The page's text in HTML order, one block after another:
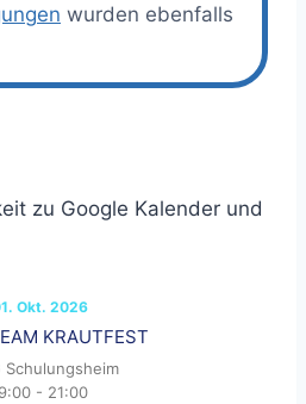
en wurden ebenfalls
zu Google Kalender und
Okt. 2026
KRAUTFEST
Schulungsheim
- 21:00